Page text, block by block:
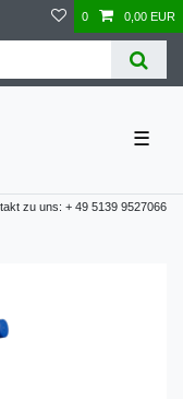
0 0,00 EUR
☰
zu uns: + 49 5139 9527066